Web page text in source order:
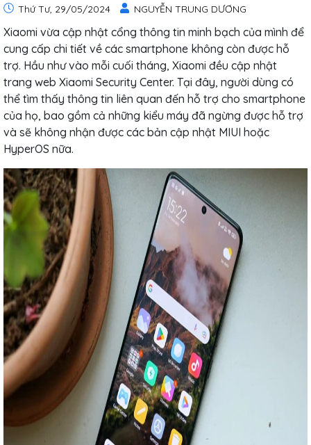
Thứ Tư, 29/05/2024 NGUYỄN TRUNG DƯƠNG
Xiaomi vừa cập nhật cổng thông tin minh bạch của mình để
cung cấp chi tiết về các smartphone không còn được hỗ
trợ. Hầu như vào mỗi cuối tháng, Xiaomi đều cập nhật
trang web Xiaomi Security Center. Tại đây, người dùng có
thể tìm thấy thông tin liên quan đến hỗ trợ cho smartphone
của họ, bao gồm cả những kiểu máy đã ngừng được hỗ trợ
và sẽ không nhận được các bản cập nhật MIUI hoặc
HyperOS nữa.